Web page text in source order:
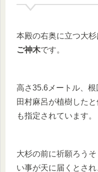
本殿の右奥に立つ大
ご神木です。
高さ35.6メートル、
田村麻呂が植樹した
も指定されています。
大杉の前に祈願ろう
い事が天に届くとさ